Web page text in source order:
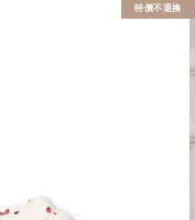
特價不退換